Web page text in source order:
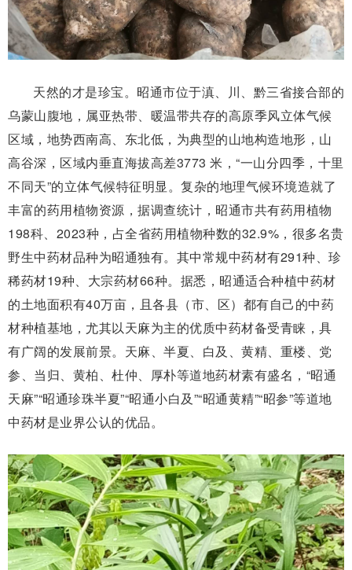
天然的才是珍宝。昭通市位于滇、川、黔三省接合部的
乌蒙山腹地，属亚热带、暖温带共存的高原季风立体气候
区域，地势西南高、东北低，为典型的山地构造地形，山
高谷深，区域内垂直海拔高差3773 米，“一山分四季，十里
不同天”的立体气候特征明显。复杂的地理气候环境造就了
丰富的药用植物资源，据调查统计，昭通市共有药用植物
198科、2023种，占全省药用植物种数的32.9%，很多名贵
野生中药材品种为昭通独有。其中常规中药材有291种、珍
稀药材19种、大宗药材66种。据悉，昭通适合种植中药材
的土地面积有40万亩，且各县（市、区）都有自己的中药
材种植基地，尤其以天麻为主的优质中药材备受青睐，具
有广阔的发展前景。天麻、半夏、白及、黄精、重楼、党
参、当归、黄柏、杜仲、厚朴等道地药材素有盛名，“昭通
天麻”“昭通珍珠半夏”“昭通小白及”“昭通黄精”“昭参”等道地
中药材是业界公认的优品。